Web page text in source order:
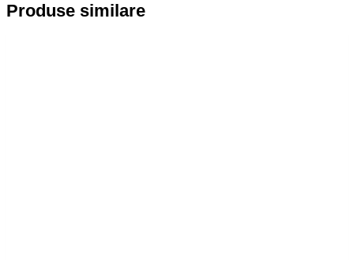
Produse similare